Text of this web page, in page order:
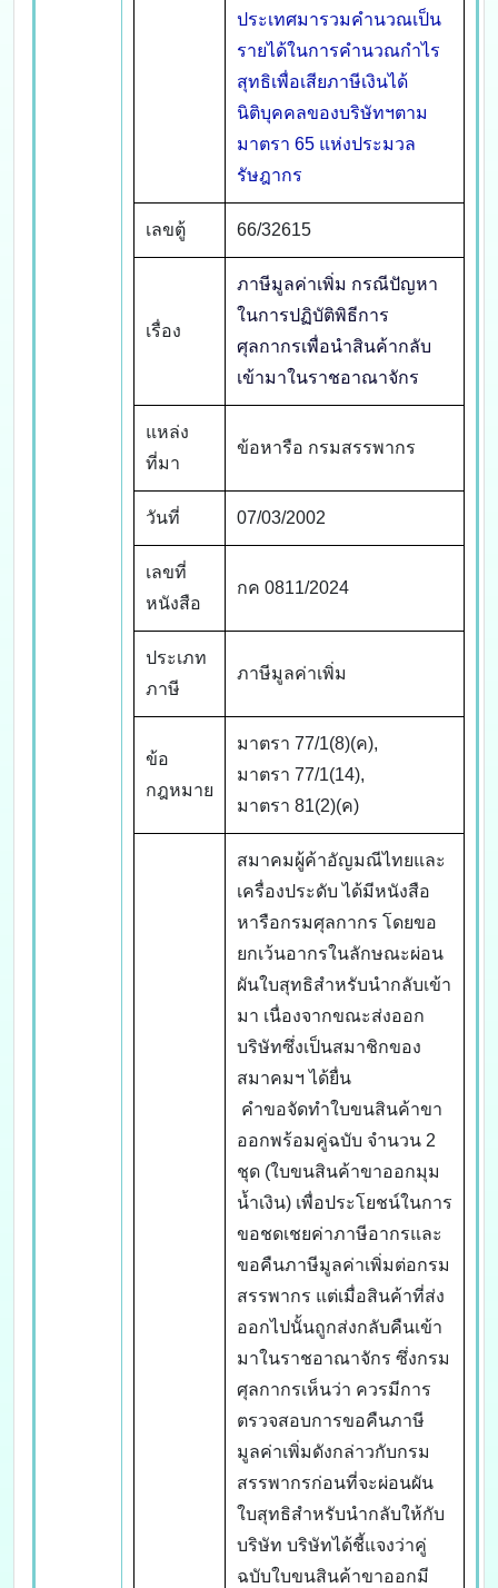
ประเทศมารวมคำนวณเป็น
รายได้ในการคำนวณกำไร
สุทธิเพื่อเสียภาษีเงินได้
นิติบุคคลของบริษัทฯตาม
มาตรา 65 แห่งประมวล
รัษฎากร
เลขตู้ 66/32615
เรื่อง
ภาษีมูลค่าเพิ่ม กรณีปัญหา
ในการปฏิบัติพิธีการ
ศุลกากรเพื่อนำสินค้ากลับ
เข้ามาในราชอาณาจักร
แหล่ง
ที่มา
ข้อหารือ กรมสรรพากร
วันที่ 07/03/2002
เลขที่
หนังสือ
กค 0811/2024
ประเภท
ภาษี
ภาษีมูลค่าเพิ่ม
ข้อ
กฎหมาย
มาตรา 77/1(8)(ค),
มาตรา 77/1(14),
มาตรา 81(2)(ค)
สมาคมผู้ค้าอัญมณีไทยและ
เครื่องประดับ ได้มีหนังสือ
หารือกรมศุลกากร โดยขอ
ยกเว้นอากรในลักษณะผ่อน
ผันใบสุทธิสำหรับนำกลับเข้า
มา เนื่องจากขณะส่งออก
บริษัทซึ่งเป็นสมาชิกของ
สมาคมฯ ได้ยื่น
คำขอจัดทำใบขนสินค้าขา
ออกพร้อมคู่ฉบับ จำนวน 2
ชุด (ใบขนสินค้าขาออกมุม
น้ำเงิน) เพื่อประโยชน์ในการ
ขอชดเชยค่าภาษีอากรและ
ขอคืนภาษีมูลค่าเพิ่มต่อกรม
สรรพากร แต่เมื่อสินค้าที่ส่ง
ออกไปนั้นถูกส่งกลับคืนเข้า
มาในราชอาณาจักร ซึ่งกรม
ศุลกากรเห็นว่า ควรมีการ
ตรวจสอบการขอคืนภาษี
มูลค่าเพิ่มดังกล่าวกับกรม
สรรพากรก่อนที่จะผ่อนผัน
ใบสุทธิสำหรับนำกลับให้กับ
บริษัท บริษัทได้ชี้แจงว่าคู่
ฉบับใบขนสินค้าขาออกมี